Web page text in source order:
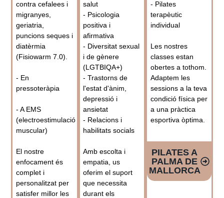
contra cefalees i
migranyes,
geriatria,
puncions seques i
diatèrmia
(Fisiowarm 7.0).
- En
pressoteràpia
- A EMS
(electroestimulació
muscular)
El nostre
enfocament és
complet i
personalitzat per
satisfer millor les
salut
- Psicologia
positiva i
afirmativa
- Diversitat sexual
i de gènere
(LGTBIQA+)
- Trastorns de
l'estat d'ànim,
depressió i
ansietat
- Relacions i
habilitats socials
Amb escolta i
empatia, us
oferim el suport
que necessita
durant els
- Pilates
terapèutic
individual
Les nostres
classes estan
obertes a tothom.
Adaptem les
sessions a la teva
condició física per
a una pràctica
esportiva òptima.
PILATES A
PALMA DE
MALLORCA